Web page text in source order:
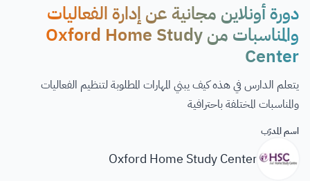
دورة أونلاين مجانية عن إدارة الفعاليات
والمناسبات من Oxford Home Study
Center
يتعلم الدارس في هذه كيف يبني المهارات المطلوبة لتنظيم الفعاليات
والمناسبات المختلفة باحترافية
اسم المدرّب
Oxford Home Study Center